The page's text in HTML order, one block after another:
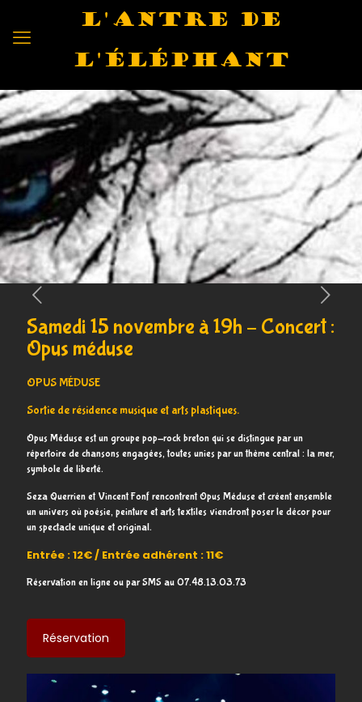
L'antre de
l'éléphant
Samedi 15 novembre à 19h – Concert :
Opus méduse
OPUS MÉDUSE
Sortie de résidence musique et arts plastiques.
Opus Méduse est un groupe pop-rock breton qui se distingue par un
répertoire de chansons engagées, toutes unies par un thème central : la mer,
symbole de liberté.
Seza Querrien et Vincent Fonf rencontrent Opus Méduse et créent ensemble
un univers où poésie, peinture et arts textiles viendront poser le décor pour
un spectacle unique et original.
Entrée : 12€ / Entrée adhérent : 11€
Réservation en ligne ou par SMS au 07.48.13.03.73
Réservation